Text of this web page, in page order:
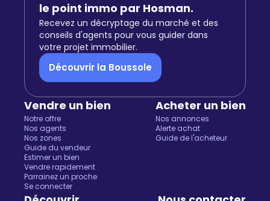
le point immo par Hosman.
Recevez un décryptage du marché et des
conseils d'agents pour vous guider dans
votre projet immobilier.
Découvrir la Boussole
Vendre un bien
Notre offre
Nos agents
Nos zones
Guide du vendeur
Estimer un bien
Vendre rapidement
Parrainez un proche
Se connecter
Acheter un bien
Nos annonces
Alerte achat
Guide de l'acheteur